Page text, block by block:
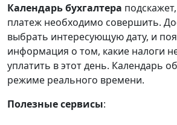
Календарьбухгалтера
платеж необходимо совершить.
выбрать интересующую дату, и
информация о том, какие налоги
уплатить в этот день. Календарь
режиме реального времени.
Полезные сервисы: